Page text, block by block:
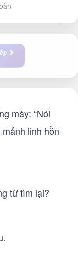
mày: “Nói
linh hồn
từ tìm lại?